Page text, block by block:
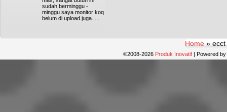
sudah berminggu -
minggu saya monitor koq
belum di upload juga.....
Home » ecct
©2008-2026 Produk Inovatif | Powered by